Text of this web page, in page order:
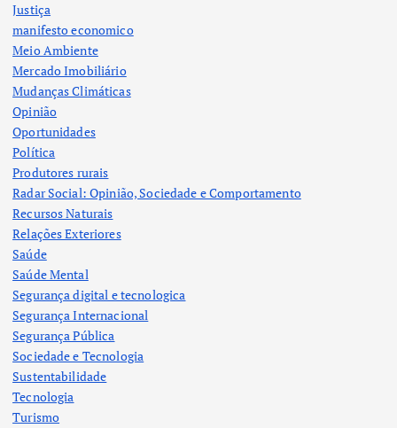
Justiça
manifesto economico
Meio Ambiente
Mercado Imobiliário
Mudanças Climáticas
Opinião
Oportunidades
Política
Produtores rurais
Radar Social: Opinião, Sociedade e Comportamento
Recursos Naturais
Relações Exteriores
Saúde
Saúde Mental
Segurança digital e tecnologica
Segurança Internacional
Segurança Pública
Sociedade e Tecnologia
Sustentabilidade
Tecnologia
Turismo